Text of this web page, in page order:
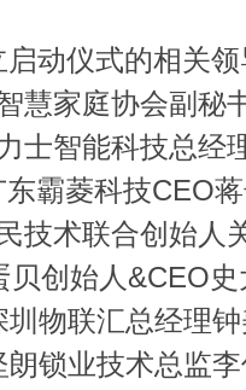
动仪式的相关领
慧家庭协会副秘
士智能科技总经
东霸菱科技CEO
技术联合创始人
贝创始人&CEO史
圳物联汇总经理
朗锁业技术总监